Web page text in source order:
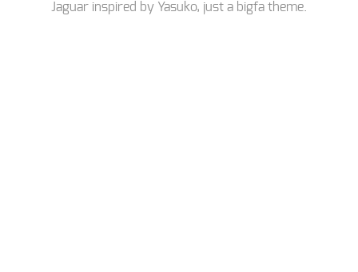
Jaguar inspired by Yasuko, just a bigfa theme.